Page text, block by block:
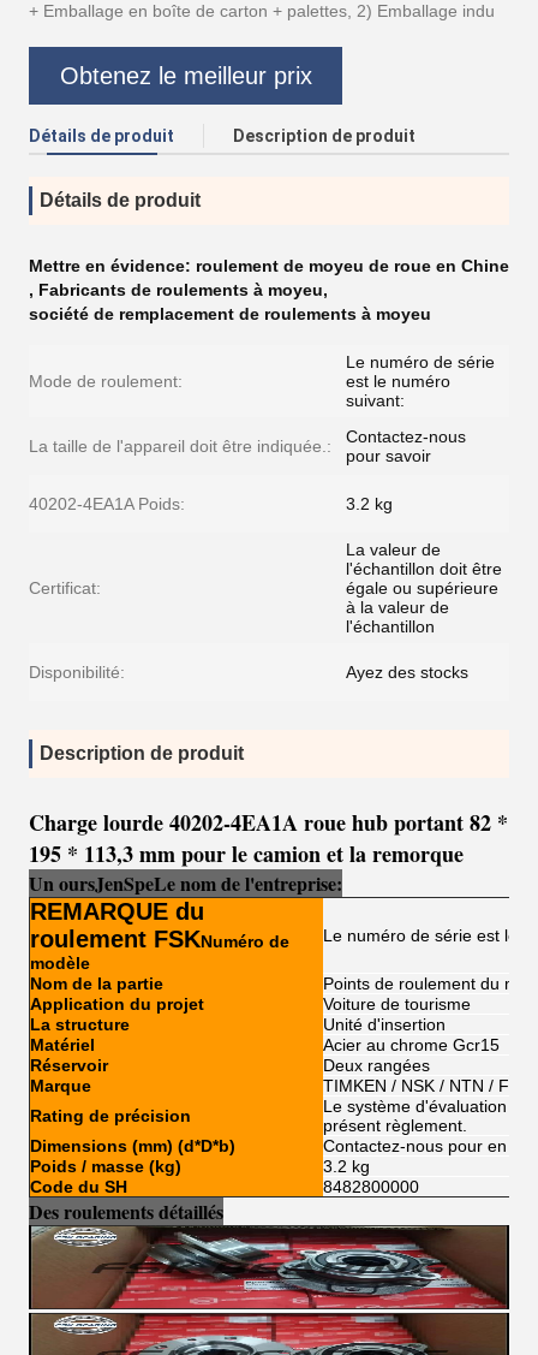
+ Emballage en boîte de carton + palettes, 2) Emballage indu
Obtenez le meilleur prix
Détails de produit Description de produit
Détails de produit
Mettre en évidence: roulement de moyeu de roue en Chine
, Fabricants de roulements à moyeu,
société de remplacement de roulements à moyeu
Mode de roulement:
Le numéro de série
est le numéro
suivant:
La taille de l'appareil doit être indiquée.:
Contactez-nous
pour savoir
40202-4EA1A Poids: 3.2 kg
Certificat:
La valeur de
l'échantillon doit être
égale ou supérieure
à la valeur de
l'échantillon
Disponibilité: Ayez des stocks
Description de produit
Charge lourde 40202-4EA1A roue hub portant 82 *
195 * 113,3 mm pour le camion et la remorque
Un oursJenSpeLe nom de l'entreprise:
REMARQUE du
roulement FSKNuméro de
modèle
Le numéro de série est le
Nom de la partie
Points de roulement du
Application du projet
Voiture de tourisme
La structure
Unité d'insertion
Matériel
Acier au chrome Gcr15
Réservoir
Deux rangées
Marque
TIMKEN / NSK / NTN /
Rating de précision
Le système d'évaluation
présent règlement.
Dimensions (mm) (d*D*b)
Contactez-nous pour en
Poids / masse (kg)
3.2 kg
Code du SH
8482800000
Des roulements détaillés